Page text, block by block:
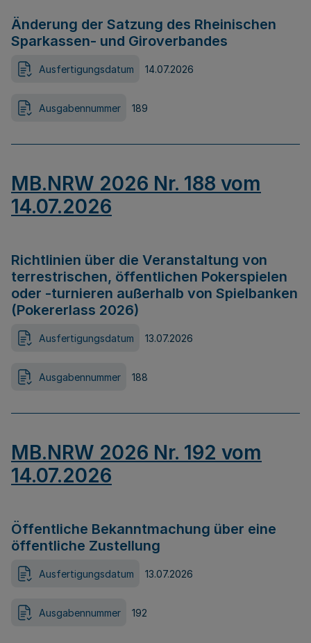
Änderung der Satzung des Rheinischen
Sparkassen- und Giroverbandes
Ausfertigungsdatum 14.07.2026
Ausgabennummer 189
MB.NRW 2026 Nr. 188 vom
14.07.2026
Richtlinien über die Veranstaltung von
terrestrischen, öffentlichen Pokerspielen
oder -turnieren außerhalb von Spielbanken
(Pokererlass 2026)
Ausfertigungsdatum 13.07.2026
Ausgabennummer 188
MB.NRW 2026 Nr. 192 vom
14.07.2026
Öffentliche Bekanntmachung über eine
öffentliche Zustellung
Ausfertigungsdatum 13.07.2026
Ausgabennummer 192